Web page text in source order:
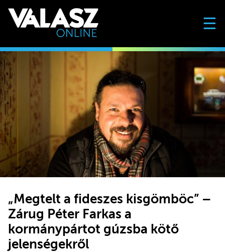
☰
„Megtelt a fideszes kisgömböc” –
Zárug Péter Farkas a
kormánypártot gúzsba kötő
jelenségekről